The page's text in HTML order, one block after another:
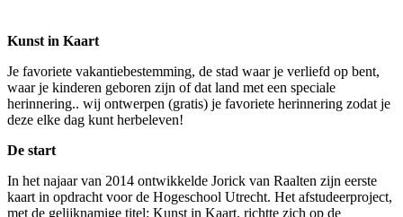
Kunst in Kaart
Je favoriete vakantiebestemming, de stad waar je verliefd op bent,
waar je kinderen geboren zijn of dat land met een speciale
herinnering.. wij ontwerpen (gratis) je favoriete herinnering zodat je
deze elke dag kunt herbeleven!
De start
In het najaar van 2014 ontwikkelde Jorick van Raalten zijn eerste
kaart in opdracht voor de Hogeschool Utrecht. Het afstudeerproject,
met de gelijknamige titel: Kunst in Kaart, richtte zich op de